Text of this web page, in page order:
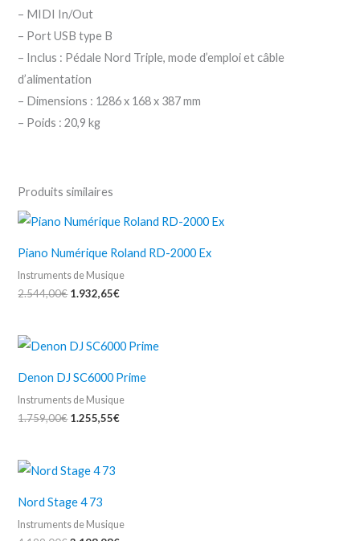
– MIDI In/Out
– Port USB type B
– Inclus : Pédale Nord Triple, mode d’emploi et câble
d’alimentation
– Dimensions : 1286 x 168 x 387 mm
– Poids : 20,9 kg
Produits similaires
Piano Numérique Roland RD-2000 Ex
Instruments de Musique
2.544,00€ 1.932,65€
Denon DJ SC6000 Prime
Instruments de Musique
1.759,00€ 1.255,55€
Nord Stage 4 73
Instruments de Musique